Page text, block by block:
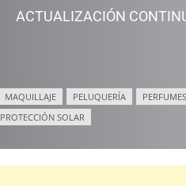
ACTUALIZACIÓN
MAQUILLAJE PELUQUERÍA
PERFUMES
PROTECCIÓN SOLAR